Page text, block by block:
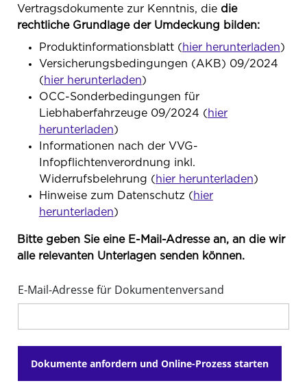
Vertragsdokumente zur Kenntnis, die die
rechtliche Grundlage der Umdeckung bilden:
Produktinformationsblatt (hier herunterladen)
Versicherungsbedingungen (AKB) 09/2024
(hier herunterladen)
OCC-Sonderbedingungen für
Liebhaberfahrzeuge 09/2024 (hier
herunterladen)
Informationen nach der VVG-
Infopflichtenverordnung inkl.
Widerrufsbelehrung (hier herunterladen)
Hinweise zum Datenschutz (hier
herunterladen)
Bitte geben Sie eine E-Mail-Adresse an, an die wir
alle relevanten Unterlagen senden können.
E-Mail-Adresse für Dokumentenversand